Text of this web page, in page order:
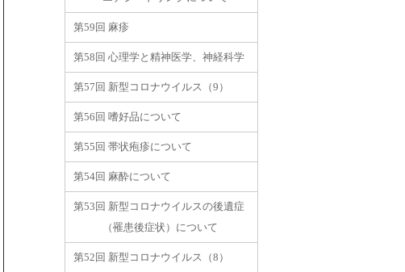
第59回 麻疹
第58回 心理学と精神医学、神経科学
第57回 新型コロナウイルス（9）
第56回 嗜好品について
第55回 帯状疱疹について
第54回 麻酔について
第53回 新型コロナウイルスの後遺症
（罹患後症状）について
第52回 新型コロナウイルス（8）